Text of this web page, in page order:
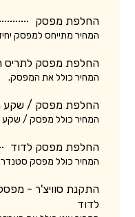
החלפת מפסק
המחיר מתייחס למפסק
החלפת מפסק לתריס
המחיר כולל את המפסק.
החלפת מפסק / שקע
המחיר כולל מפסק / שקע
החלפת מפסק לדוד
המחיר כולל מפסק
התקנת סוויצ'ר -
לדוד